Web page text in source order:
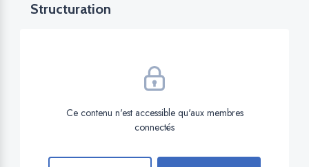
Structuration
Ce contenu n'est accessible qu'aux membres
connectés